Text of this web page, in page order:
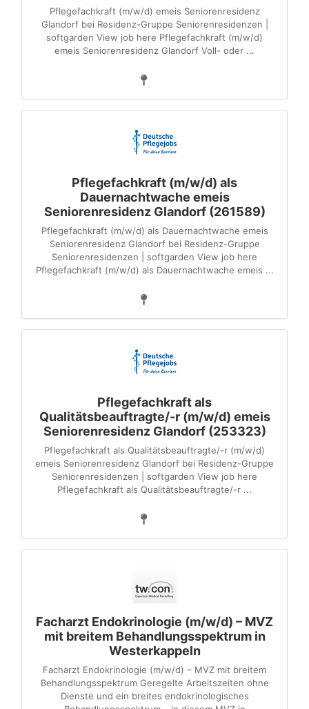
Pflegefachkraft (m/w/d) emeis Seniorenresidenz
Glandorf bei Residenz-Gruppe Seniorenresidenzen |
softgarden View job here Pflegefachkraft (m/w/d)
emeis Seniorenresidenz Glandorf Voll- oder ...
Pflegefachkraft (m/w/d) als
Dauernachtwache emeis
Seniorenresidenz Glandorf (261589)
Pflegefachkraft (m/w/d) als Dauernachtwache emeis
Seniorenresidenz Glandorf bei Residenz-Gruppe
Seniorenresidenzen | softgarden View job here
Pflegefachkraft (m/w/d) als Dauernachtwache emeis ...
Pflegefachkraft als
Qualitätsbeauftragte/-r (m/w/d) emeis
Seniorenresidenz Glandorf (253323)
Pflegefachkraft als Qualitätsbeauftragte/-r (m/w/d)
emeis Seniorenresidenz Glandorf bei Residenz-Gruppe
Seniorenresidenzen | softgarden View job here
Pflegefachkraft als Qualitätsbeauftragte/-r ...
Facharzt Endokrinologie (m/w/d) – MVZ
mit breitem Behandlungsspektrum in
Westerkappeln
Facharzt Endokrinologie (m/w/d) – MVZ mit breitem
Behandlungsspektrum Geregelte Arbeitszeiten ohne
Dienste und ein breites endokrinologisches